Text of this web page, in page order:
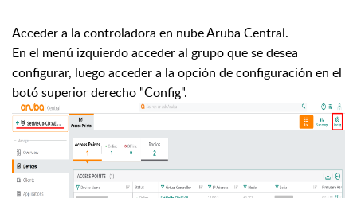
Acceder a la controladora en nube Aruba Central.
En el menú izquierdo acceder al grupo que se desea
configurar, luego acceder a la opción de configuración en el
botó superior derecho "Config".